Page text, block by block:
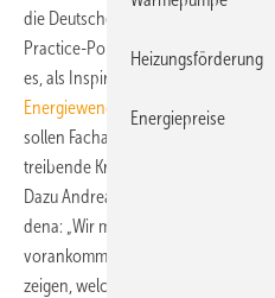
die Deutsche Energie-Agentur (
Practice-Portal für den Baubereich
es, als Inspirations- und
Energiewende
und ihre
sollen Fachakteur*innen des
treibende Kraft für Klimaschutz und
Dazu Andreas Kuhlmann,
dena: „Wir müssen beim
vorankommen. Dabei brauchen wir
zeigen, welche Möglichkeiten es
Heizungsförderung
Energiepreise